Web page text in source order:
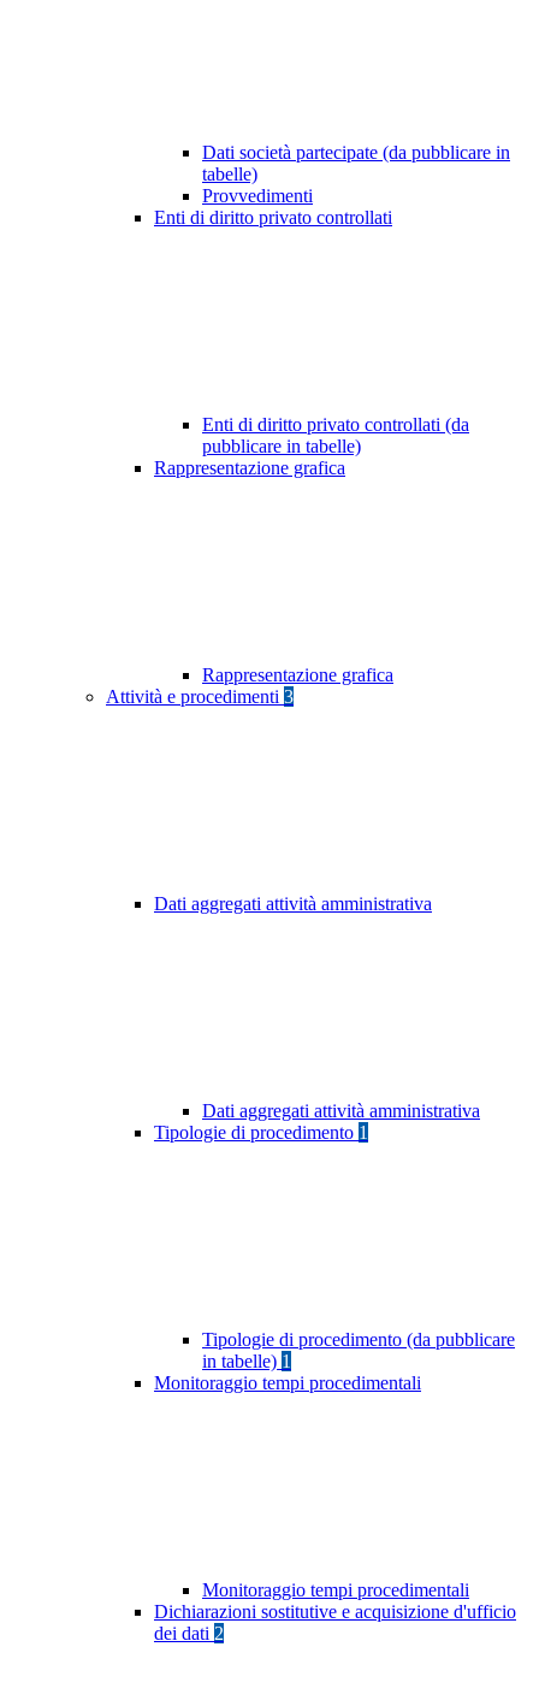
Dati società partecipate (da pubblicare in
tabelle)
Provvedimenti
Enti di diritto privato controllati
Enti di diritto privato controllati (da
pubblicare in tabelle)
Rappresentazione grafica
Rappresentazione grafica
Attività e procedimenti 3
Dati aggregati attività amministrativa
Dati aggregati attività amministrativa
Tipologie di procedimento 1
Tipologie di procedimento (da pubblicare
in tabelle) 1
Monitoraggio tempi procedimentali
Monitoraggio tempi procedimentali
Dichiarazioni sostitutive e acquisizione d'ufficio
dei dati 2